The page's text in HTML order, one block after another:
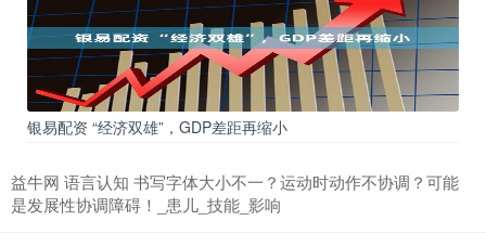
银易配资 “经济双雄”，GDP差距再缩小
益牛网 语言认知 书写字体大小不一？运动时动作不协调？可能
是发展性协调障碍！_患儿_技能_影响